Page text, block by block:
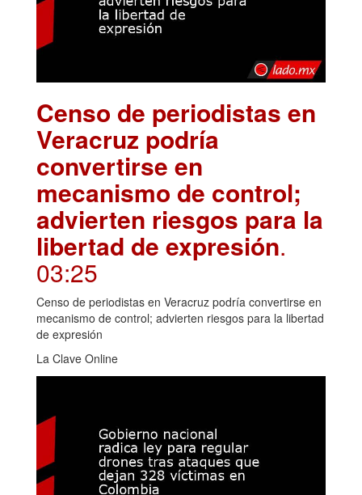
Censo de periodistas en
Veracruz podría
convertirse en
mecanismo de control;
advierten riesgos para la
libertad de expresión.
03:25
Censo de periodistas en Veracruz podría convertirse en
mecanismo de control; advierten riesgos para la libertad
de expresión
La Clave Online